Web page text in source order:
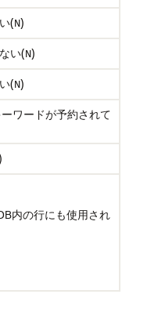
(N)
い(N)
(N)
ワードが予約されて
内の行にも使用され